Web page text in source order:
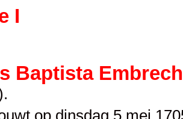
I
Baptista